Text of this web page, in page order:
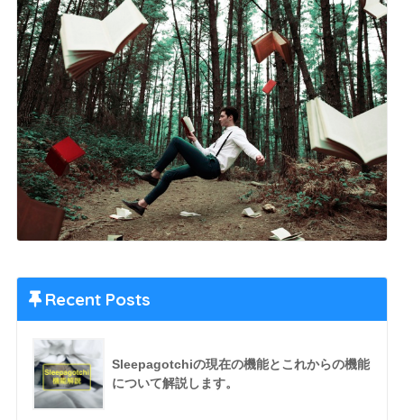
Recent Posts
Sleepagotchiの現在の機能とこれからの機能
について解説します。